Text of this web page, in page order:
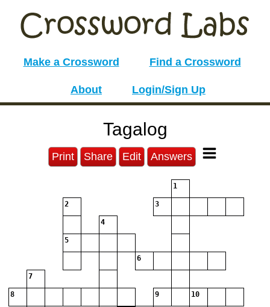
Make a Crossword Find a Crossword
About Login/Sign Up
Tagalog
Print Share Edit Answers
1
2 3
4
5
6
7
8 9 10